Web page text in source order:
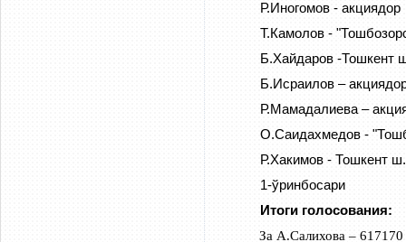
Р.Иногомов - акциядор
Т.Камолов -
Б.Хайдаров -Тошкент
Б.Исраилов –
Р.Мамадалиева –
О.Саидахмедов -
Р.Хакимов - Тошкент
1-ўринбосари
Итоги голосования:
За А.Салихова –